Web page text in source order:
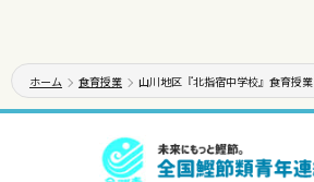
ホーム 食育授業 山川地区『北指宿中学校』食育授業